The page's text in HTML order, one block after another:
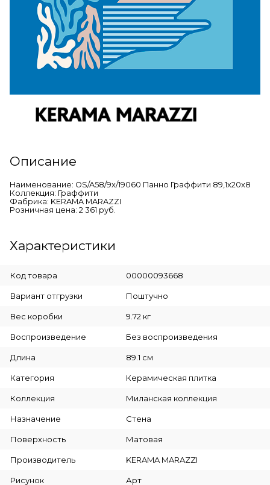
Описание
Наименование: OS/A58/9x/19060 Панно Граффити 89,1x20x8
Коллекция: Граффити
Фабрика: KERAMA MARAZZI
Розничная цена: 2 361 руб.
Характеристики
Код товара 00000093668
Вариант отгрузки Поштучно
Вес коробки 9.72 кг
Воспроизведение Без воспроизведения
Длина 89.1 см
Категория Керамическая плитка
Коллекция Миланская коллекция
Назначение Стена
Поверхность Матовая
Производитель KERAMA MARAZZI
Рисунок Арт